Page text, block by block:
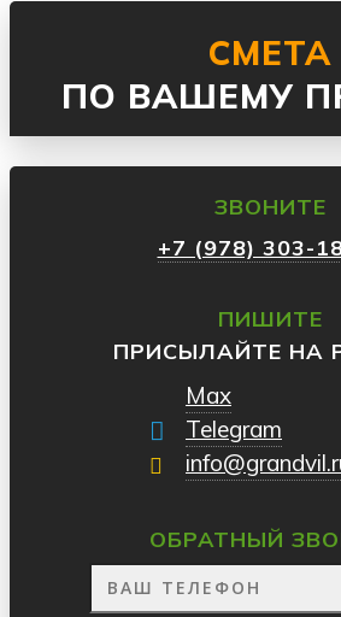
СМЕТА
ПО ВАШЕМУ
ЗВОНИТЕ
+7 (978) 303-
ПИШИТЕ
ПРИСЫЛАЙТЕ НА
Max
Telegram
ОБРАТНЫЙ